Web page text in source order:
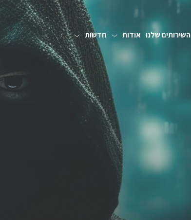
השירותים שלנו אודות חדשות